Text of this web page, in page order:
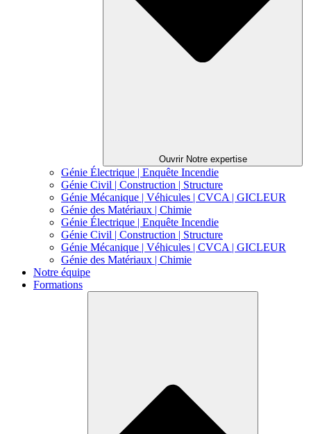
Ouvrir Notre expertise
Génie Électrique | Enquête Incendie
Génie Civil | Construction | Structure
Génie Mécanique | Véhicules | CVCA | GICLEUR
Génie des Matériaux | Chimie
Génie Électrique | Enquête Incendie
Génie Civil | Construction | Structure
Génie Mécanique | Véhicules | CVCA | GICLEUR
Génie des Matériaux | Chimie
Notre équipe
Formations